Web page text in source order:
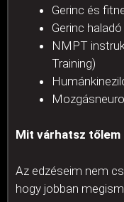
Gerinc és
Gerinc haladó
NMPT
Training)
Mit várhatsz tőlem
Az edzéseim nem
hogy jobban